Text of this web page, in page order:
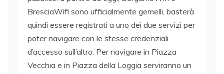
BresciaWifi sono ufficialmente gemelli, basterà
quindi essere registrati a uno dei due servizi per
poter navigare con le stesse credenziali
d’accesso sull’altro. Per navigare in Piazza
Vecchia e in Piazza della Loggia serviranno un